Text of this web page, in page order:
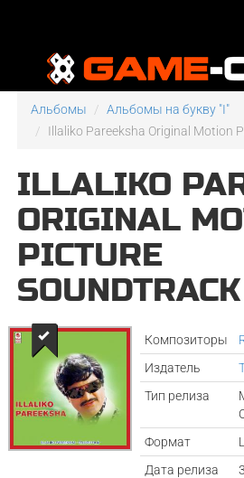
Альбомы
Альбомы на букву "I"
Illaliko Pareeksha Original Motion
ILLALIKO
ORIGINAL
PICTURE
Композиторы
Издатель
Тип релиза
Формат
Дата релиза